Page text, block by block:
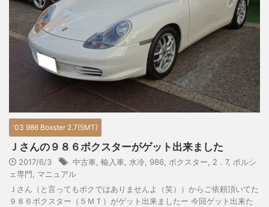
'03 986 Boxster 2.7(5MT)
Ｊさんの９８６ボクスターがゲット出来ました
2017/6/3 中古車 輸入車 水冷 986 ボクスター 2．7, ポルシ
ェ専門
マニュアル
Ｊさん（と言ってもボクではありませんよ（笑））からご依頼頂いてた
９８６ボクスター（５ＭＴ）がゲット出来ましたー 今回ゲット出来た